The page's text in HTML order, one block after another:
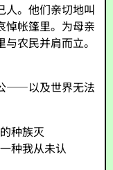
人。他们亲切地叫
悼帐篷里。为母亲
农民并肩而立。
——以及世界无法
种族灭
种我从未认